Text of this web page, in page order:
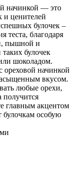
начинкой — это
и ценителей
булочек –
теста, благодаря
пышной и
булочек
шоколадом.
ореховой начинкой
вкусом.
любые орехи,
получится
главным акцентом
булочкам особую